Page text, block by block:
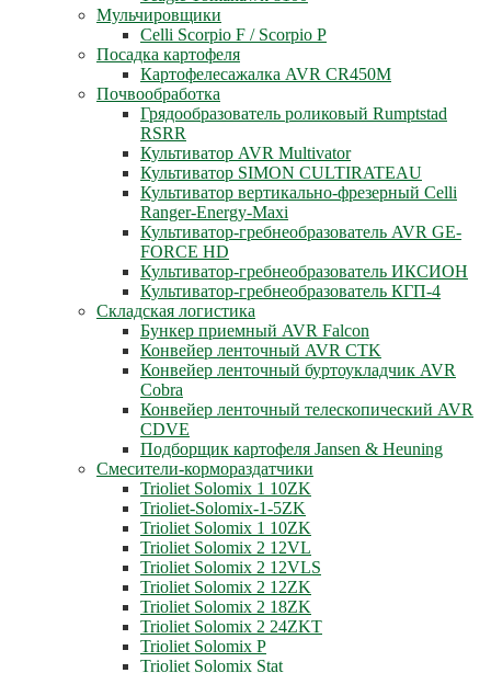
Мульчировщики
Celli Scorpio F / Scorpio P
Посадка картофеля
Картофелесажалка AVR CR450M
Почвообработка
Грядообразователь роликовый Rumptstad
RSRR
Культиватор AVR Multivator
Культиватор SIMON CULTIRATEAU
Культиватор вертикально-фрезерный Celli
Ranger-Energy-Maxi
Культиватор-гребнеобразователь AVR GE-
FORCE HD
Культиватор-гребнеобразователь ИКСИОН
Культиватор-гребнеобразователь КГП-4
Складская логистика
Бункер приемный AVR Falcon
Конвейер ленточный AVR CTK
Конвейер ленточный буртоукладчик AVR
Cobra
Конвейер ленточный телескопический AVR
CDVE
Подборщик картофеля Jansen & Heuning
Смесители-кормораздатчики
Trioliet Solomix 1 10ZK
Trioliet-Solomix-1-5ZK
Trioliet Solomix 1 10ZK
Trioliet Solomix 2 12VL
Trioliet Solomix 2 12VLS
Trioliet Solomix 2 12ZK
Trioliet Solomix 2 18ZK
Trioliet Solomix 2 24ZKT
Trioliet Solomix P
Trioliet Solomix Stat